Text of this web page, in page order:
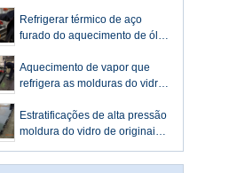
dia/imprensa contínua
Refrigerar térmico de aço
furado do aquecimento de óleo
Aquecimento de vapor que
refrigera as molduras do vidro
para a imprensa quente das
multi luz do dia
Estratificações de alta pressão
moldura do vidro de originais
dia dos painéis da multi